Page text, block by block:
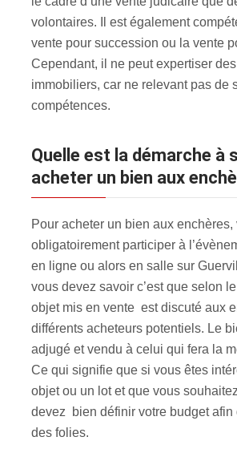
volontaires. Il est également
vente pour succession ou la vente
Cependant, il ne peut expertiser
immobiliers, car ne relevant pas de
compétences.
Quelle est la démarche à suivre pour
acheter un bien aux
Pour acheter un bien aux enchères,
obligatoirement participer à
en ligne ou alors en salle sur
vous devez savoir c’est que selon
objet mis en vente est discuté aux
différents acheteurs potentiels. Le
adjugé et vendu à celui qui fera la
Ce qui signifie que si vous êtes
objet ou un lot et que vous
devez bien définir votre budget afin
des folies.